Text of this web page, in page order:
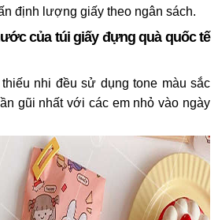
định lượng giấy theo ngân sách.
của túi giấy đựng quà quốc tế
nhi đều sử dụng tone màu sắc
gũi nhất với các em nhỏ vào ngày